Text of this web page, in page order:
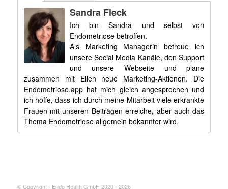
Sandra Fleck
Ich bin Sandra und selbst von
Endometriose betroffen.
Als Marketing Managerin betreue ich
unsere Social Media Kanäle, den Support
und unsere Webseite und plane
zusammen mit Ellen neue Marketing-Aktionen. Die
Endometriose.app hat mich gleich angesprochen und
ich hoffe, dass ich durch meine Mitarbeit viele erkrankte
Frauen mit unseren Beiträgen erreiche, aber auch das
Thema Endometriose allgemein bekannter wird.
© Copyright - Endo Health GmbH 2020 - 2026